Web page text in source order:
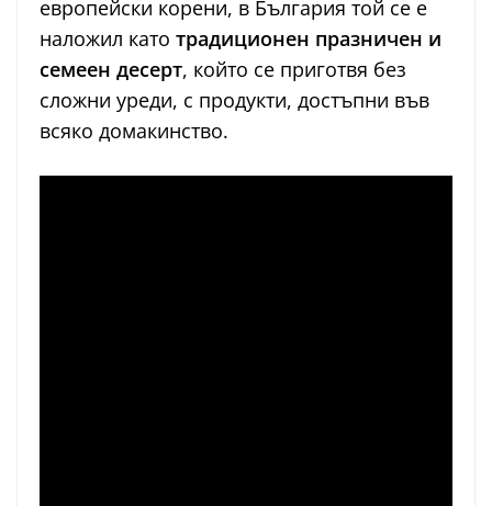
европейски корени, в България той се е
наложил като традиционен празничен и
семеен десерт, който се приготвя без
сложни уреди, с продукти, достъпни във
всяко домакинство.